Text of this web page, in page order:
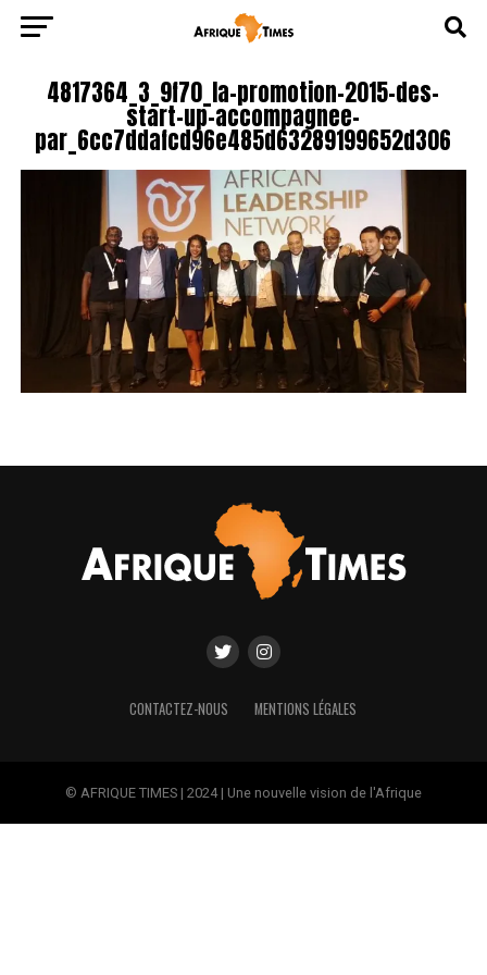
4817364_3_9f70_la-promotion-2015-des-
start-up-accompagnee-
par_6cc7ddafcd96e485d63289199652d306
CONTACTEZ-NOUS MENTIONS LÉGALES
© AFRIQUE TIMES | 2024 | Une nouvelle vision de l'Afrique